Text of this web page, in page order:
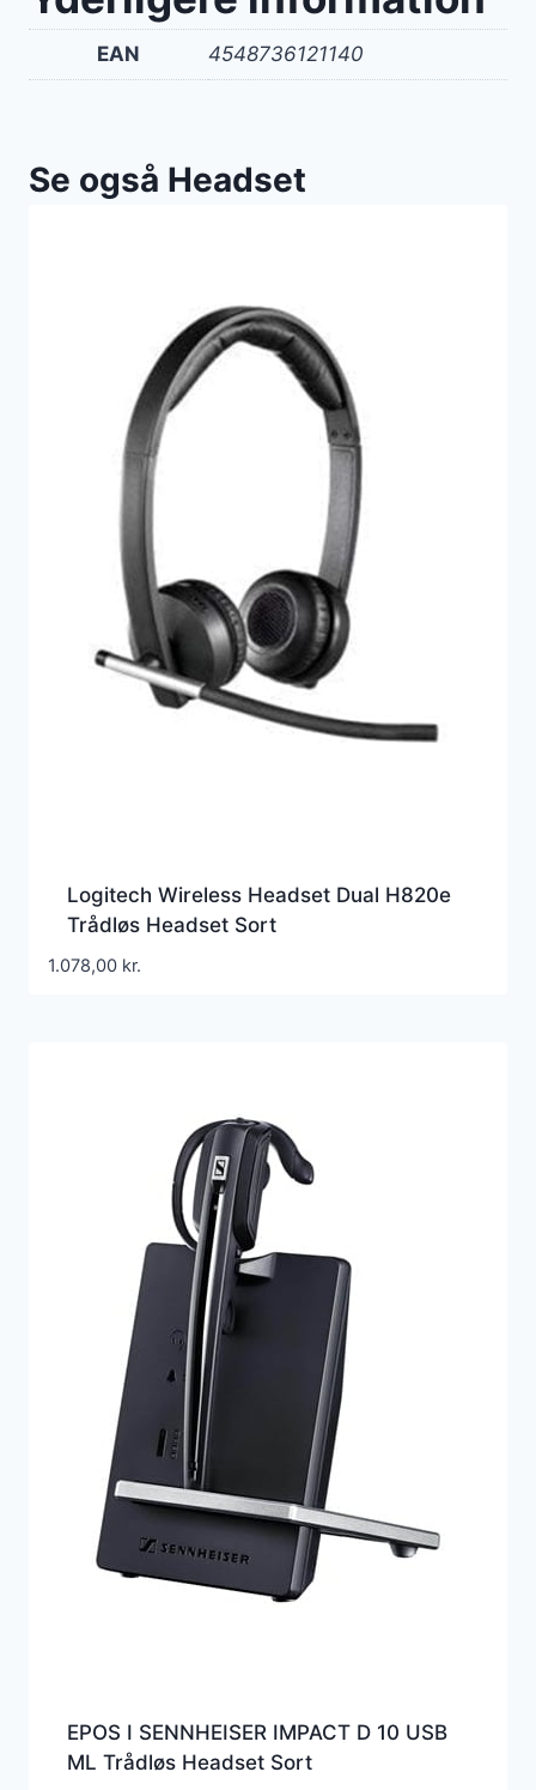
EAN 4548736121140
Se også Headset
Logitech Wireless Headset Dual H820e
Trådløs Headset Sort
1.078,00 kr.
EPOS I SENNHEISER IMPACT D 10 USB
ML Trådløs Headset Sort